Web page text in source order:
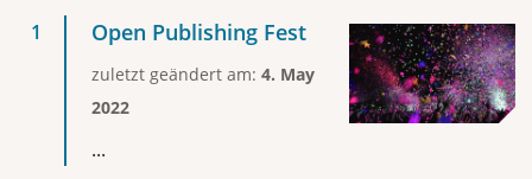
Open Publishing Fest
zuletzt geändert am: 4. May
2022
...